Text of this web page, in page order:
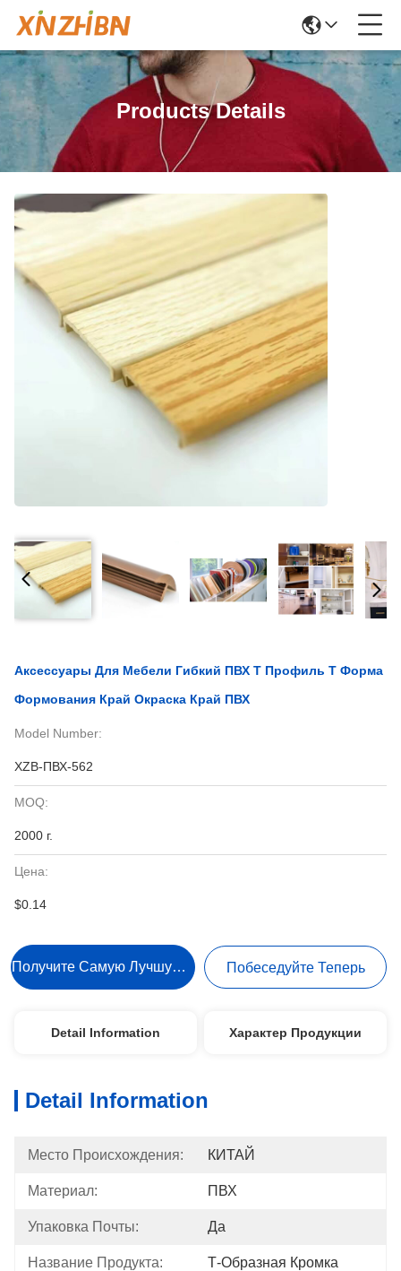
Products Details
Аксессуары Для Мебели Гибкий ПВХ T Профиль T Форма
Формования Край Окраска Край ПВХ
Model Number:
XZB-ПВХ-562
MOQ:
2000 г.
Цена:
$0.14
Получите Самую Лучшую Цену Побеседуйте Теперь
Detail Information Характер Продукции
Detail Information
Место Происхождения: КИТАЙ
Материал: ПВХ
Упаковка Почты: Да
Название Продукта: Т-Образная Кромка